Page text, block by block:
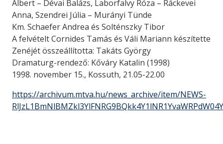
Albert – Dévai Balázs, Laborfalvy Róza – Ráckevei
Anna, Szendrei Júlia – Murányi Tünde
Km. Schaefer Andrea és Solténszky Tibor
A felvételt Cornides Tamás és Váli Mariann készítette
Zenéjét összeállította: Takáts György
Dramaturg-rendező: Kőváry Katalin (1998)
1998. november 15., Kossuth, 21.05-22.00
https://archivum.mtva.hu/news_archive/item/NEWS-